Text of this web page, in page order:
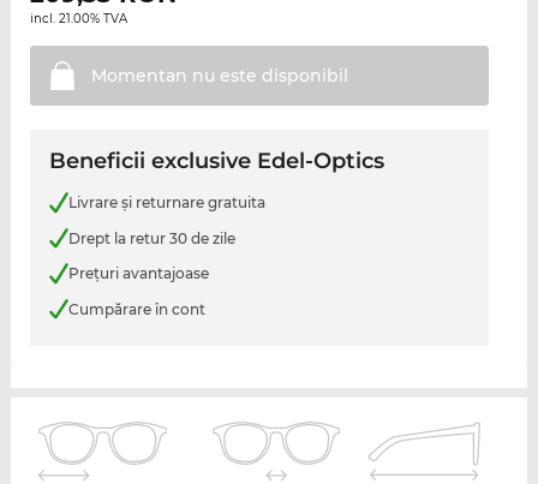
incl. 21.00% TVA
Momentan nu este disponibil
Beneficii exclusive Edel-Optics
Livrare şi returnare gratuita
Drept la retur 30 de zile
Preţuri avantajoase
Cumpărare în cont